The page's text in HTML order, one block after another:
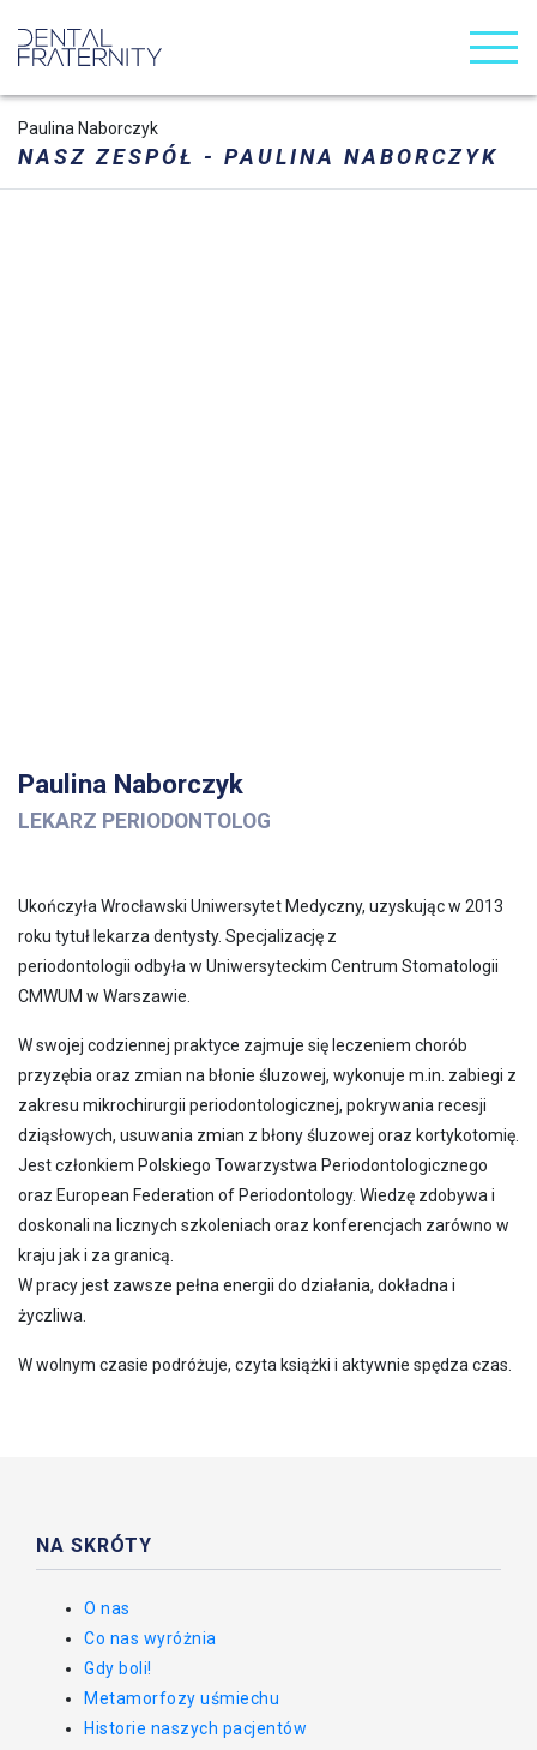
Paulina Naborczyk
NASZ ZESPÓŁ - PAULINA NABORCZYK
Paulina Naborczyk
LEKARZ PERIODONTOLOG
Ukończyła Wrocławski Uniwersytet Medyczny, uzyskując w 2013
roku tytuł lekarza dentysty. Specjalizację z
periodontologii odbyła w Uniwersyteckim Centrum Stomatologii
CMWUM w Warszawie.
W swojej codziennej praktyce zajmuje się leczeniem chorób
przyzębia oraz zmian na błonie śluzowej, wykonuje m.in. zabiegi z
zakresu mikrochirurgii periodontologicznej, pokrywania recesji
dziąsłowych, usuwania zmian z błony śluzowej oraz kortykotomię.
Jest członkiem Polskiego Towarzystwa Periodontologicznego
oraz European Federation of Periodontology. Wiedzę zdobywa i
doskonali na licznych szkoleniach oraz konferencjach zarówno w
kraju jak i za granicą.
W pracy jest zawsze pełna energii do działania, dokładna i
życzliwa.
W wolnym czasie podróżuje, czyta książki i aktywnie spędza czas.
NA SKRÓTY
O nas
Co nas wyróżnia
Gdy boli!
Metamorfozy uśmiechu
Historie naszych pacjentów